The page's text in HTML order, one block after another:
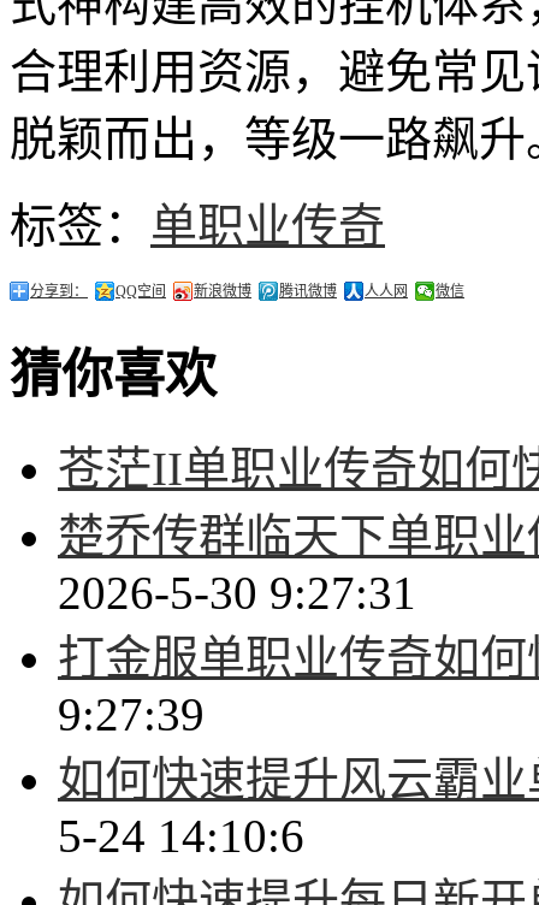
合理利用资源，避免常
脱颖而出，等级一路飙升
标签： 单职业传奇
分享到： QQ空间 新浪微博 腾讯微博 人人网 微信
猜你喜欢
苍茫II单职业传奇如何
楚乔传群临天下单职
2026-5-30 9:27:31
打金服单职业传奇如
9:27:39
如何快速提升风云霸
5-24 14:10:6